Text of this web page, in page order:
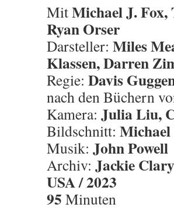
MitMichael J.
Ryan Orser
Darsteller: Miles
Klassen, Darren
Regie: Davis
nach den Büchern
Kamera: Julia Liu,
Bildschnitt:
Musik: John Powell
Archiv: Jackie Clary
USA / 2023
95 Minuten